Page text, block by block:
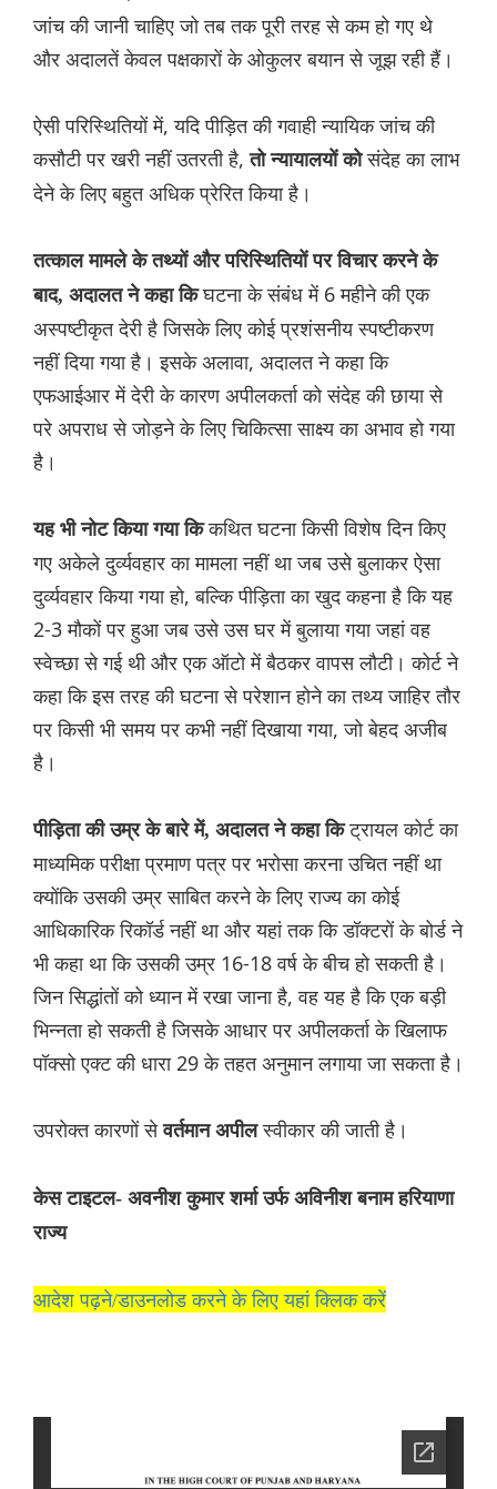
जांच की जानी चाहिए जो तब तक पूरी तरह से कम हो गए थे
और अदालतें केवल पक्षकारों के ओकुलर बयान से जूझ रही हैं।
ऐसी परिस्थितियों में, यदि पीड़ित की गवाही न्यायिक जांच की
कसौटी पर खरी नहीं उतरती है,तो न्यायालयों कोसंदेह का लाभ
देने के लिए बहुत अधिक प्रेरित किया है।
तत्काल मामले के तथ्यों और परिस्थितियों पर विचार करने के
बाद, अदालत ने कहा किघटना के संबंध में 6 महीने की एक
अस्पष्टीकृत देरी है जिसके लिए कोई प्रशंसनीय स्पष्टीकरण
नहीं दिया गया है। इसके अलावा, अदालत ने कहा कि
एफआईआर में देरी के कारण अपीलकर्ता को संदेह की छाया से
परे अपराध से जोड़ने के लिए चिकित्सा साक्ष्य का अभाव हो गया
है।
यह भी नोट किया गया किकथित घटना किसी विशेष दिन किए
गए अकेले दुर्व्यवहार का मामला नहीं था जब उसे बुलाकर ऐसा
दुर्व्यवहार किया गया हो, बल्कि पीड़िता का खुद कहना है कि यह
2-3 मौकों पर हुआ जब उसे उस घर में बुलाया गया जहां वह
स्वेच्छा से गई थी और एक ऑटो में बैठकर वापस लौटी। कोर्ट ने
कहा कि इस तरह की घटना से परेशान होने का तथ्य जाहिर तौर
पर किसी भी समय पर कभी नहीं दिखाया गया, जो बेहद अजीब
है।
पीड़िता की उम्र के बारे में, अदालत ने कहा किट्रायल कोर्ट का
माध्यमिक परीक्षा प्रमाण पत्र पर भरोसा करना उचित नहीं था
क्योंकि उसकी उम्र साबित करने के लिए राज्य का कोई
आधिकारिक रिकॉर्ड नहीं था और यहां तक कि डॉक्टरों के बोर्ड ने
भी कहा था कि उसकी उम्र 16-18 वर्ष के बीच हो सकती है।
जिन सिद्धांतों को ध्यान में रखा जाना है, वह यह है कि एक बड़ी
भिन्नता हो सकती है जिसके आधार पर अपीलकर्ता के खिलाफ
पॉक्सो एक्ट की धारा 29 के तहत अनुमान लगाया जा सकता है।
उपरोक्त कारणों सेवर्तमान अपीलस्वीकार की जाती है।
केस टाइटल- अवनीश कुमार शर्मा उर्फ अविनीश बनाम हरियाणा
राज्य
आदेश पढ़ने/डाउनलोड करने के लिए यहां क्लिक करें